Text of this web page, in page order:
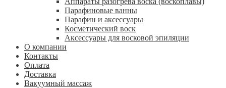
Парафиновые ванны
Парафин и аксессуары
Косметический воск
Аксессуары для восковой эпиляции
О компании
Контакты
Оплата
Доставка
Вакуумный массаж